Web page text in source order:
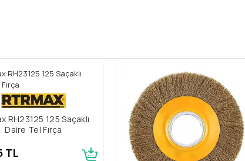
RH23125 125 Saçaklı
Daire Tel Fırça
TL